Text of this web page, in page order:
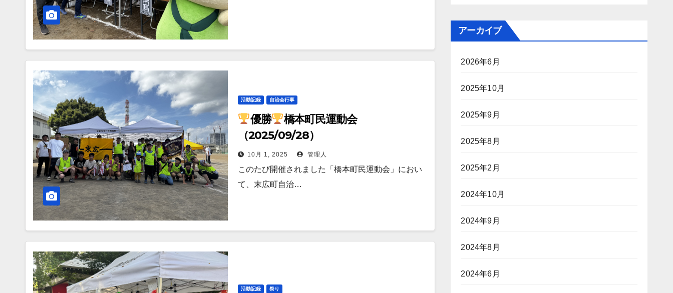
活動記録 自治会行事
優勝
橋本町民運動会
（2025/09/28）
10月 1, 2025 管理人
このたび開催されました「橋本町民運動会」におい
て、末広町自治…
活動記録 祭り
アーカイブ
2026年6月
2025年10月
2025年9月
2025年8月
2025年2月
2024年10月
2024年9月
2024年8月
2024年6月